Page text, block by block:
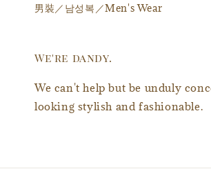
男裝／남성복／Men's Wear
We're dandy.
We can't help but be unduly
looking stylish and fashionable.